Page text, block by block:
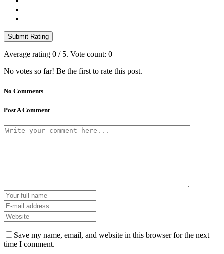
Submit Rating
Average rating 0 / 5. Vote count: 0
No votes so far! Be the first to rate this post.
No Comments
Post A Comment
Save my name, email, and website in this browser for the next
time I comment.